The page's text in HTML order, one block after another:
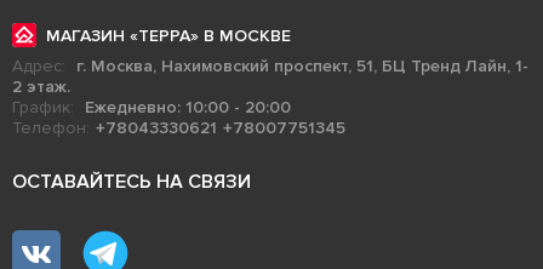
МАГАЗИН «ТЕРРА» В МОСКВЕ
Адрес:
г. Москва, Нахимовский проспект, 51, БЦ Тренд Лайн, 1-
2 этаж.
График:
Ежедневно: 10:00 - 20:00
Телефон: +78043330621 +78007751345
ОСТАВАЙТЕСЬ НА СВЯЗИ